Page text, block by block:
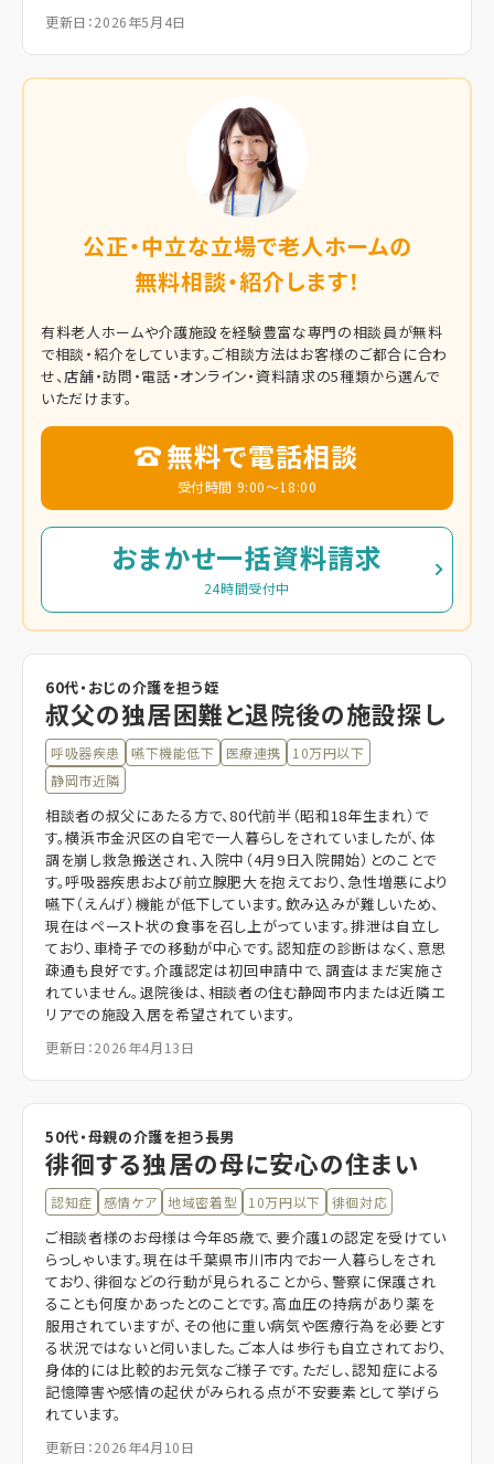
更新日：2026年5月4日
公正・中立な立場で老人ホームの
無料相談・紹介します！
有料老人ホームや介護施設を経験豊富な専門の相談員が無料
で相談・紹介をしています。 ご相談方法はお客様のご都合に合わ
せ、店舗・訪問・電話・オンライン・資料請求の5種類から選んで
いただけます。
無料で電話相談
受付時間 9:00～18:00
おまかせ一括資料請求
24時間受付中
60代・おじの介護を担う姪
叔父の独居困難と退院後の施設探し
呼吸器疾患 嚥下機能低下 医療連携
10万円以下
静岡市近隣
相談者の叔父にあたる方で、80代前半（昭和18年生まれ）で
す。横浜市金沢区の自宅で一人暮らしをされていましたが、体
調を崩し救急搬送され、入院中（4月9日入院開始）とのことで
す。呼吸器疾患および前立腺肥大を抱えており、急性増悪により
嚥下（えんげ）機能が低下しています。飲み込みが難しいため、
現在はペースト状の食事を召し上がっています。排泄は自立し
ており、車椅子での移動が中心です。認知症の診断はなく、意思
疎通も良好です。介護認定は初回申請中で、調査はまだ実施さ
れていません。退院後は、相談者の住む静岡市内または近隣エ
リアでの施設入居を希望されています。
更新日：2026年4月13日
50代・母親の介護を担う長男
徘徊する独居の母に安心の住まい
認知症 感情ケア 地域密着型 10万円以下 徘徊対応
ご相談者様のお母様は今年85歳で、要介護1の認定を受けてい
らっしゃいます。現在は千葉県市川市内でお一人暮らしをされ
ており、徘徊などの行動が見られることから、警察に保護され
ることも何度かあったとのことです。高血圧の持病があり薬を
服用されていますが、その他に重い病気や医療行為を必要とす
る状況ではないと伺いました。ご本人は歩行も自立されており、
身体的には比較的お元気なご様子です。ただし、認知症による
記憶障害や感情の起伏がみられる点が不安要素として挙げら
れています。
更新日：2026年4月10日